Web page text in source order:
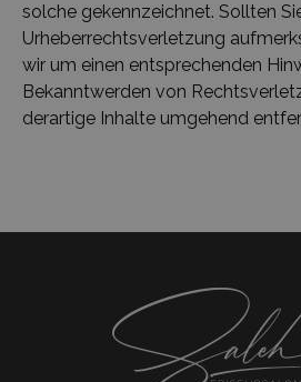
solche gekennzeichnet. Sollten
Urheberrechtsverletzung
wir um einen entsprechenden
Bekanntwerden von
derartige Inhalte umgehend